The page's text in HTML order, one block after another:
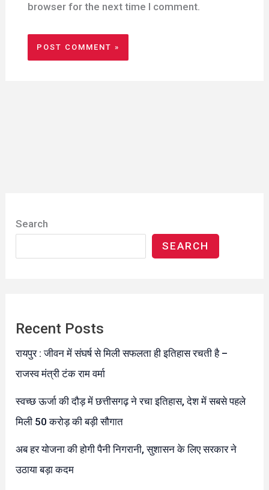
browser for the next time I comment.
Search
SEARCH
Recent Posts
रायपुर : जीवन में संघर्ष से मिली सफलता ही इतिहास रचती है –
राजस्व मंत्री टंक राम वर्मा
स्वच्छ ऊर्जा की दौड़ में छत्तीसगढ़ ने रचा इतिहास, देश में सबसे पहले
मिली 50 करोड़ की बड़ी सौगात
अब हर योजना की होगी पैनी निगरानी, सुशासन के लिए सरकार ने
उठाया बड़ा कदम